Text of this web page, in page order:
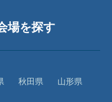
場を探す
秋田県
山形県